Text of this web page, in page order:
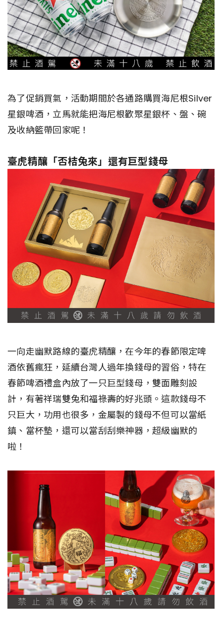
為了促銷買氣，活動期間於各通路購買海尼根Silver
星銀啤酒，立馬就能把海尼根歡聚星銀杯、盤、碗
及收納籃帶回家呢！
臺虎精釀「否桔兔來」還有巨型錢母
一向走幽默路線的臺虎精釀，在今年的春節限定啤
酒依舊瘋狂，延續台灣人過年換錢母的習俗，特在
春節啤酒禮盒內放了一只巨型錢母，雙面雕刻設
計，有著祥瑞雙兔和福祿壽的好兆頭。這款錢母不
只巨大，功用也很多，金屬製的錢母不但可以當紙
鎮、當杯墊，還可以當刮刮樂神器，超級幽默的
啦！